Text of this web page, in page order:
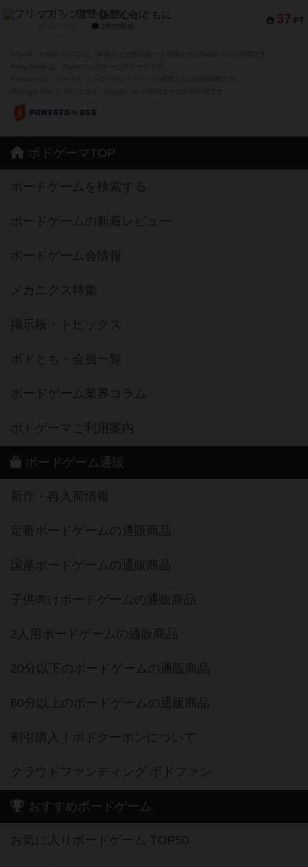
37 PT
フリップ７：復讐心とともに
2件の投稿
ボドゲーマTOP
ボードゲームを検索する
ボードゲームの新着レビュー
ボードゲーム会情報
メカニクス特集
掲示板・トピックス
ボドとも・会員一覧
ボードゲーム業界コラム
ボドゲーマご利用案内
ボードゲーム通販
新作・再入荷情報
定番ボードゲームの通販商品
国産ボードゲームの通販商品
子供向けボードゲームの通販商品
2人用ボードゲームの通販商品
20分以下のボードゲームの通販商品
60分以上のボードゲームの通販商品
割引購入！ボドクーポンについて
クラウドファンディング ボドファン
おすすめボードゲーム
お気に入りボードゲーム TOP50